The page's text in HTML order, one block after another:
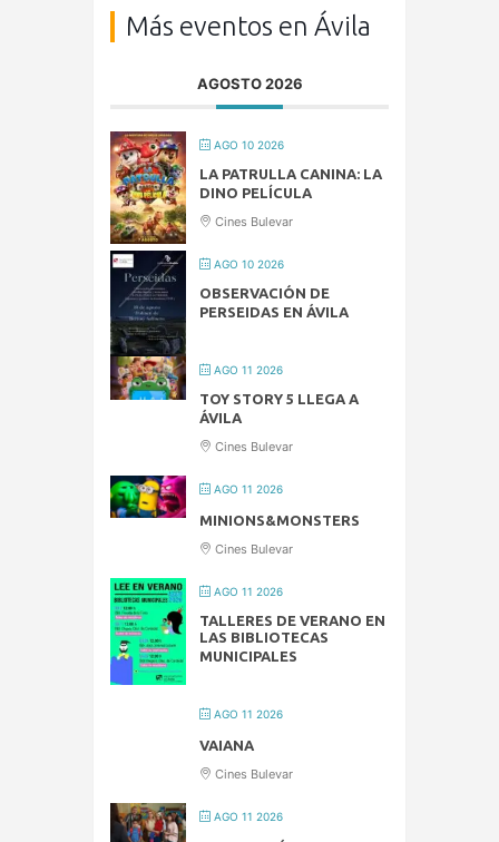
Más eventos en Ávila
AGOSTO 2026
AGO 10 2026
LA PATRULLA CANINA: LA
DINO PELÍCULA
Cines Bulevar
AGO 10 2026
OBSERVACIÓN DE
PERSEIDAS EN ÁVILA
AGO 11 2026
TOY STORY 5 LLEGA A
ÁVILA
Cines Bulevar
AGO 11 2026
MINIONS&MONSTERS
Cines Bulevar
AGO 11 2026
TALLERES DE VERANO EN
LAS BIBLIOTECAS
MUNICIPALES
AGO 11 2026
VAIANA
Cines Bulevar
AGO 11 2026